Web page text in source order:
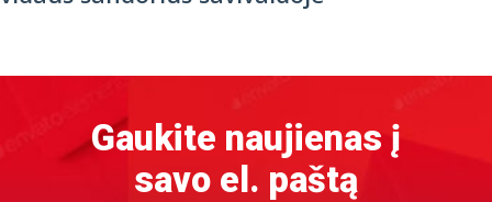
Gaukite naujienas į
savo el. paštą